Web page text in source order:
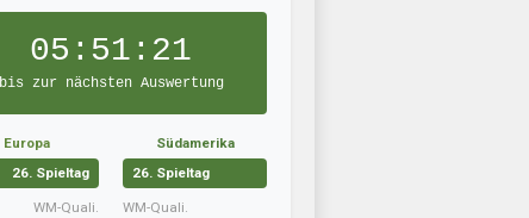
05:51:20
bis zur nächsten Auswertung
Europa
26. Spieltag
WM-Quali.
Südamerika
26. Spieltag
WM-Quali.